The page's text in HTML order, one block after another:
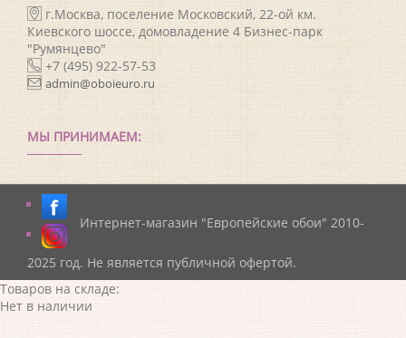
г.Москва, поселение Московский, 22-ой км.
Киевского шоссе, домовладение 4 Бизнес-парк
"Румянцево"
+7 (495) 922-57-53
admin@oboieuro.ru
МЫ ПРИНИМАЕМ:
Интернет-магазин "Европейские обои" 2010-
2025 год. Не является публичной офертой.
Товаров на складе:
Нет в наличии